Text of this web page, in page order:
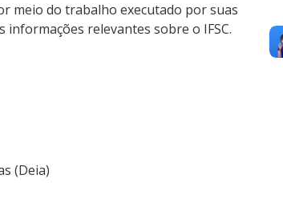
meio do trabalho executado por suas
relevantes sobre o IFSC.
(Deia)